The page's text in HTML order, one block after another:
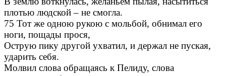
плотью людской – не смогла.
75 Тот же одною рукою с мольбой, обнимал его
ноги, пощады прося,
Острую пику другой ухватил, и держал не пуская,
ударить себя.
Молвил слова обращаясь к Пелиду, слова